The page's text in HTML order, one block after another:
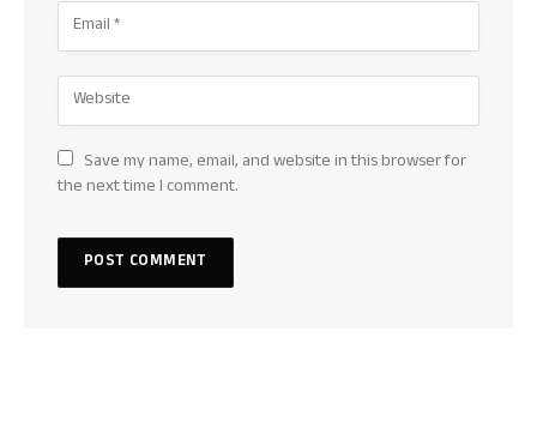
Save my name, email, and website in this browser for
the next time I comment.